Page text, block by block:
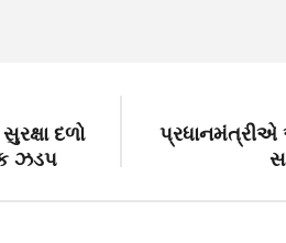
દળો
ઝડપ
પ્રધાનમંત્રીએ